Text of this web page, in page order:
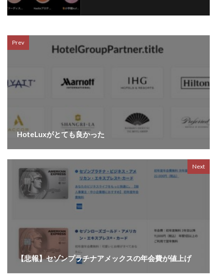
Prev
HoteLuxがとても良かった
Next
【悲報】セゾンプラチナアメックスの年会費が値上げ